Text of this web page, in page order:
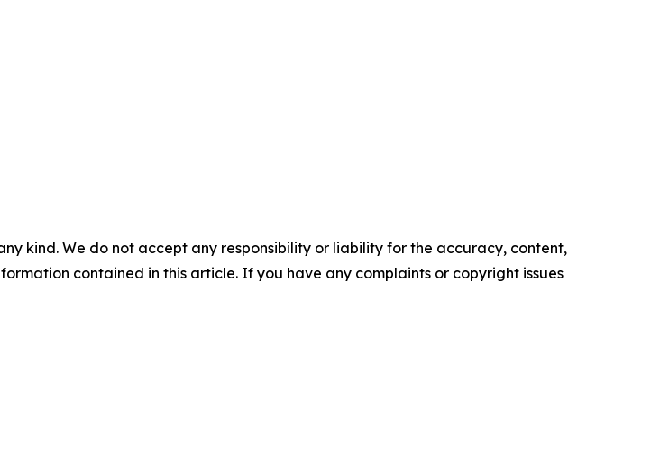
kind. We do not accept any responsibility or liability for the accuracy, content,
contained in this article. If you have any complaints or copyright issues